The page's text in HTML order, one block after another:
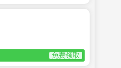
免费领取